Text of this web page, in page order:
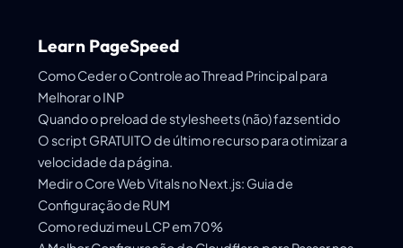
Learn PageSpeed
Como Ceder o Controle ao Thread Principal para
Melhorar o INP
Quando o preload de stylesheets (não) faz sentido
O script GRATUITO de último recurso para otimizar a
velocidade da página.
Medir o Core Web Vitals no Next.js: Guia de
Configuração de RUM
Como reduzi meu LCP em 70%